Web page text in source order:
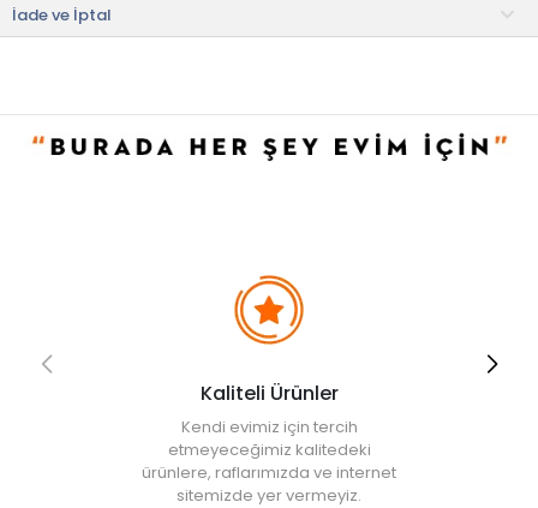
• Not:Bu fiyat perakende satışlar için belirlenmiştir. Toplu alımlar
Evidea tarafından incelenecek ve uygun bulunmayan siparişler
İade ve İptal
Kaliteli Ürünler
Kendi evimiz için tercih
etmeyeceğimiz kalitedeki
ürünlere, raflarımızda ve internet
sitemizde yer vermeyiz.